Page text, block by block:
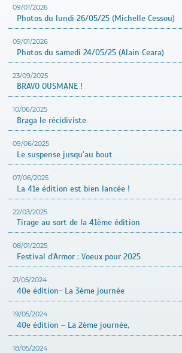
09/01/2026
Photos du lundi 26/05/25 (Michelle Cessou)
09/01/2026
Photos du samedi 24/05/25 (Alain Ceara)
23/09/2025
BRAVO OUSMANE !
10/06/2025
Braga le récidiviste
09/06/2025
Le suspense jusqu’au bout
07/06/2025
La 41e édition est bien lancée !
22/03/2025
Tirage au sort de la 41ème édition
08/01/2025
Festival d’Armor : Voeux pour 2025
21/05/2024
40e édition- La 3ème journée
19/05/2024
40e édition – La 2ème journée,
18/05/2024